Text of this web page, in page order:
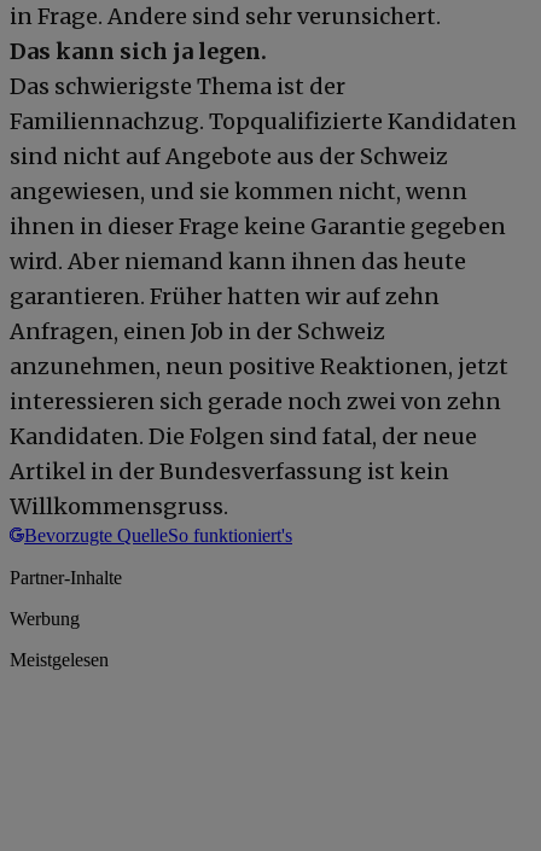
in Frage. Andere sind sehr verunsichert.
Das kann sich ja legen.
Das schwierigste Thema ist der
Familiennachzug. Topqualifizierte Kandidaten
sind nicht auf Angebote aus der Schweiz
angewiesen, und sie kommen nicht, wenn
ihnen in dieser Frage keine Garantie gegeben
wird. Aber niemand kann ihnen das heute
garantieren. Früher hatten wir auf zehn
Anfragen, einen Job in der Schweiz
anzunehmen, neun positive Reaktionen, jetzt
interessieren sich gerade noch zwei von zehn
Kandidaten. Die Folgen sind fatal, der neue
Artikel in der Bundesverfassung ist kein
Willkommensgruss.
Bevorzugte QuelleSo funktioniert's
Partner-Inhalte
Werbung
Meistgelesen